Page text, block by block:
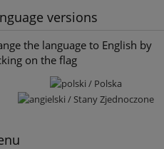
versions
the language to English by
on the flag